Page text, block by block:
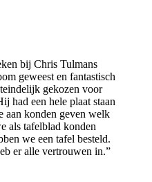
bij Chris Tulmans
geweest en fantastisch
gekozen voor
had een hele plaat staan
aan konden geven welk
als tafelblad konden
we een tafel besteld.
er alle vertrouwen in.”